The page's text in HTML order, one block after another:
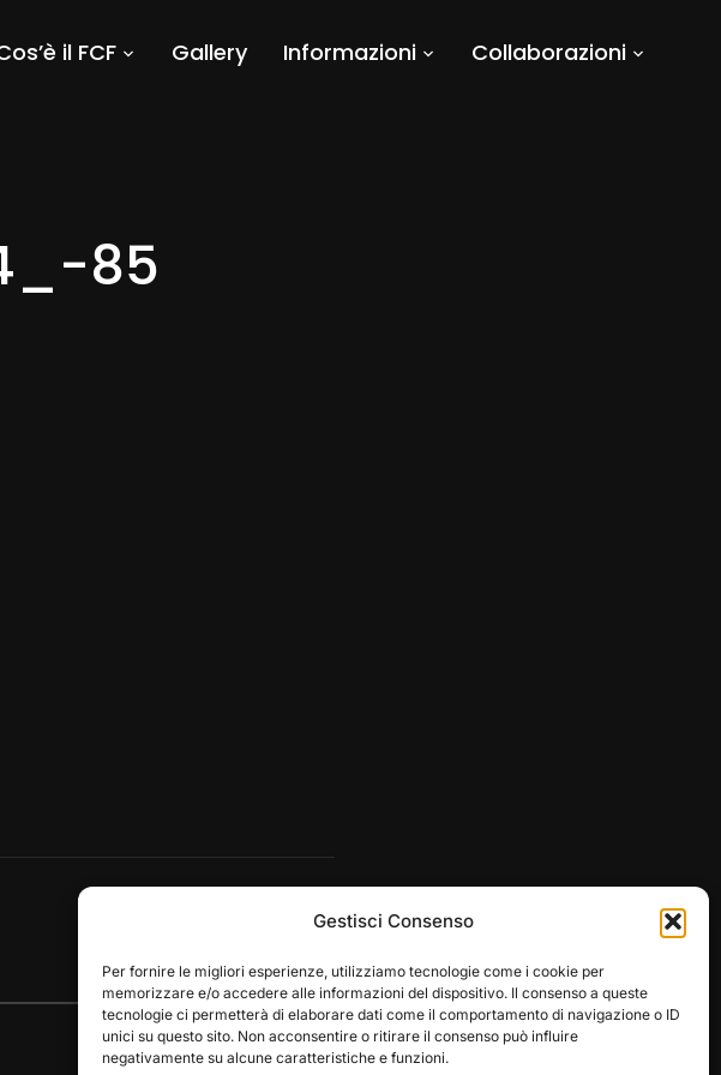
Gestisci Consenso
Per fornire le migliori esperienze, utilizziamo tecnologie come i cookie per
memorizzare e/o accedere alle informazioni del dispositivo. Il consenso a queste
tecnologie ci permetterà di elaborare dati come il comportamento di navigazione o ID
unici su questo sito. Non acconsentire o ritirare il consenso può influire
negativamente su alcune caratteristiche e funzioni.
il FCF Gallery Informazioni
Collaborazioni
85